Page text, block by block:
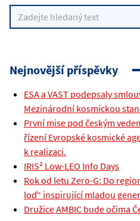
Nejnovější příspěvky
ESA a VAST podepsaly
Mezinárodní kosmickou
První mise pod českým
řízení Evropské kosmické
k realizaci.
IRIS² Low-LEO Info Days
Rok od letu Zero-G: Do
loď“ inspirující mladou
Družice AMBIC bude očima